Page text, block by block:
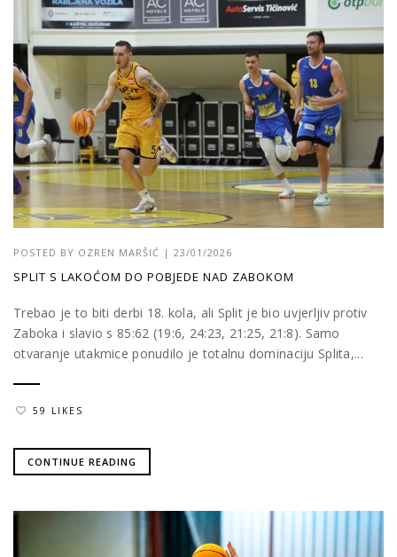
POSTED BY OZREN MARŠIĆ | 23/01/2026
SPLIT S LAKOĆOM DO POBJEDE NAD ZABOKOM
Trebao je to biti derbi 18. kola, ali Split je bio uvjerljiv protiv
Zaboka i slavio s 85:62 (19:6, 24:23, 21:25, 21:8). Samo
otvaranje utakmice ponudilo je totalnu dominaciju Splita,...
59 LIKES
CONTINUE READING